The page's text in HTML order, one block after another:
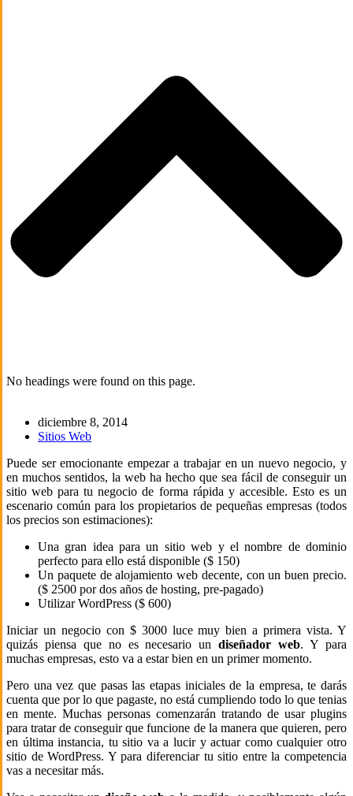
No headings were found on this page.
diciembre 8, 2014
Sitios Web
Puede ser emocionante empezar a trabajar en un nuevo negocio, y
en muchos sentidos, la web ha hecho que sea fácil de conseguir un
sitio web para tu negocio de forma rápida y accesible. Esto es un
escenario común para los propietarios de pequeñas empresas (todos
los precios son estimaciones):
Una gran idea para un sitio web y el nombre de dominio
perfecto para ello está disponible ($ 150)
Un paquete de alojamiento web decente, con un buen precio.
($ 2500 por dos años de hosting, pre-pagado)
Utilizar WordPress ($ 600)
Iniciar un negocio con $ 3000 luce muy bien a primera vista. Y
quizás piensa que no es necesario undiseñador web. Y para
muchas empresas, esto va a estar bien en un primer momento.
Pero una vez que pasas las etapas iniciales de la empresa, te darás
cuenta que por lo que pagaste, no está cumpliendo todo lo que tenias
en mente. Muchas personas comenzarán tratando de usar plugins
para tratar de conseguir que funcione de la manera que quieren, pero
en última instancia, tu sitio va a lucir y actuar como cualquier otro
sitio de WordPress. Y para diferenciar tu sitio entre la competencia
vas a necesitar más.